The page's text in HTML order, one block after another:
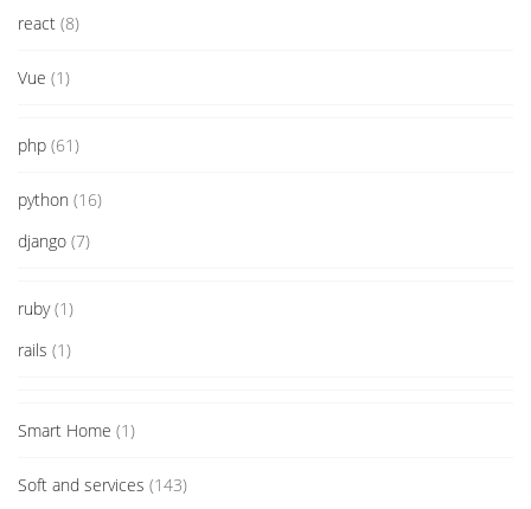
react (8)
Vue (1)
php (61)
python (16)
django (7)
ruby(1)
rails (1)
Smart Home (1)
Soft and services (143)